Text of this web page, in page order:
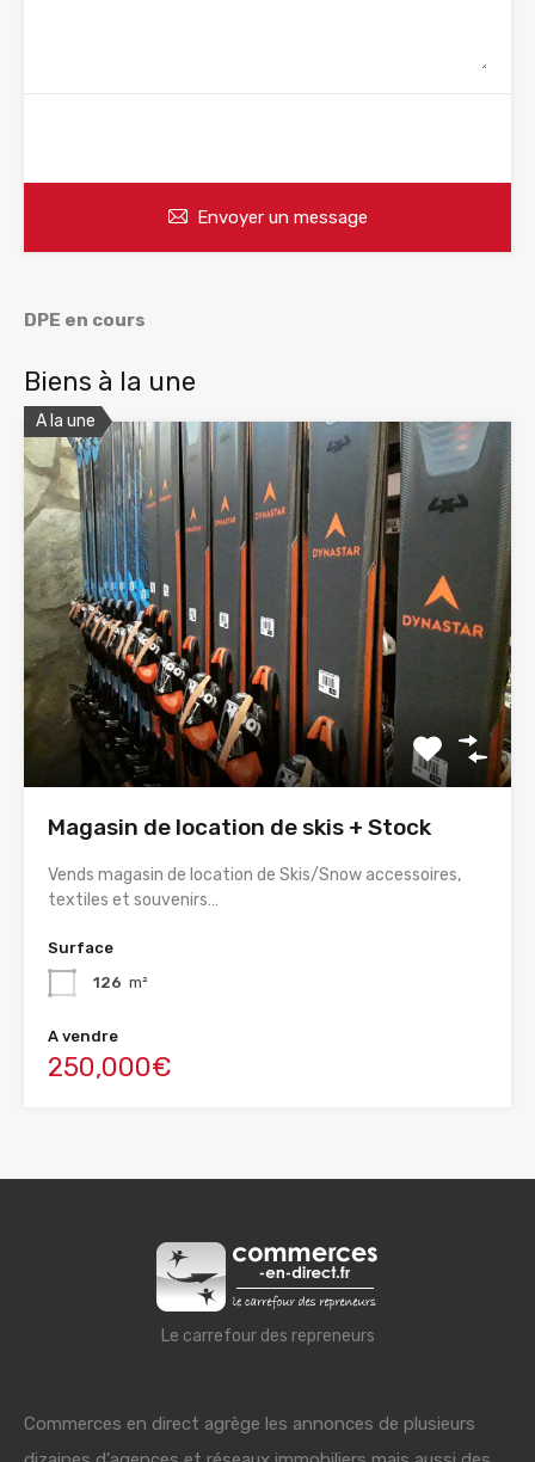
Envoyer un message
DPE en cours
Biens à la une
A la une
Magasin de location de skis + Stock
Vends magasin de location de Skis/Snow accessoires,
textiles et souvenirs…
Surface
126 m²
A vendre
250,000€
Le carrefour des repreneurs
Commerces en direct agrège les annonces de plusieurs